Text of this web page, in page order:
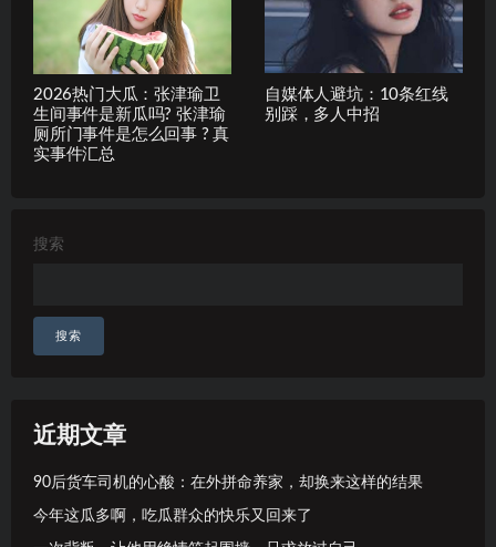
2026热门大瓜：张津瑜卫
生间事件是新瓜吗? 张津瑜
厕所门事件是怎么回事 ? 真
实事件汇总
自媒体人避坑：10条红线
别踩，多人中招
搜索
搜索
近期文章
90后货车司机的心酸：在外拼命养家，却换来这样的结果
今年这瓜多啊，吃瓜群众的快乐又回来了